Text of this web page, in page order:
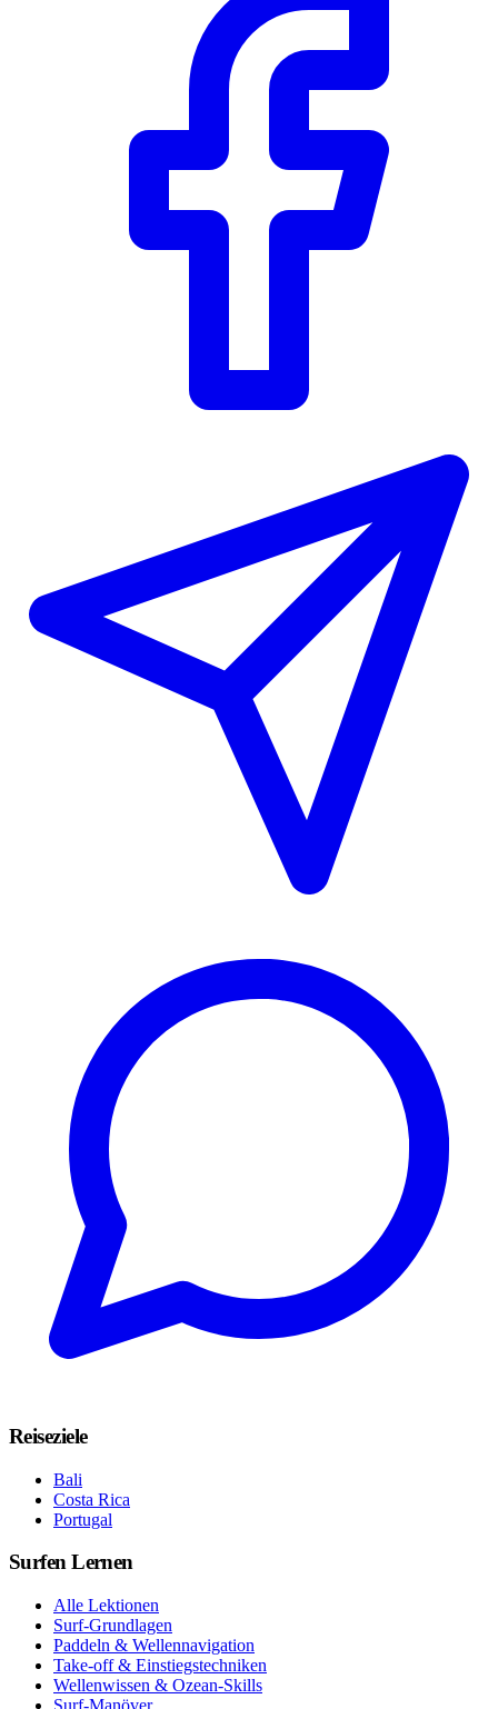
Reiseziele
Bali
Costa Rica
Portugal
Surfen Lernen
Alle Lektionen
Surf-Grundlagen
Paddeln & Wellennavigation
Take-off & Einstiegstechniken
Wellenwissen & Ozean-Skills
Surf-Manöver